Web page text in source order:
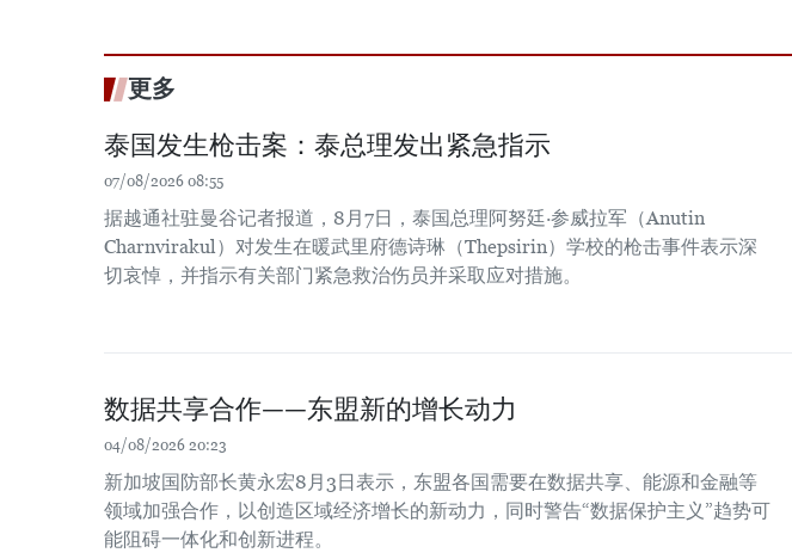
更多
泰国发生枪击案：泰总理发出紧急指示
07/08/2026 08:55
据越通社驻曼谷记者报道，8月7日，泰国总理阿努廷·参威拉军（Anutin
Charnvirakul）对发生在暖武里府德诗琳（Thepsirin）学校的枪击事件表示深
切哀悼，并指示有关部门紧急救治伤员并采取应对措施。
数据共享合作——东盟新的增长动力
04/08/2026 20:23
新加坡国防部长黄永宏8月3日表示，东盟各国需要在数据共享、能源和金融等
领域加强合作，以创造区域经济增长的新动力，同时警告“数据保护主义”趋势可
能阻碍一体化和创新进程。